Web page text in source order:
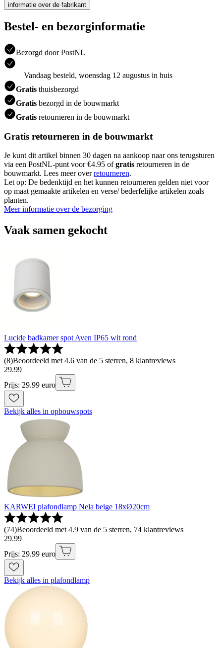
informatie over de fabrikant
Bestel- en bezorginformatie
Bezorgd door PostNL
Vandaag besteld, woensdag 12 augustus in huis
Gratis thuisbezorgd
Gratis bezorgd in de bouwmarkt
Gratis retourneren in de bouwmarkt
Gratis retourneren in de bouwmarkt
Je kunt dit artikel binnen 30 dagen na aankoop naar ons terugsturen
via een PostNL-punt voor €4.95 ofgratis retourneren in de
bouwmarkt. Lees meer overretourneren.
Let op: De bedenktijd en het kunnen retourneren gelden niet voor
op maat gemaakte artikelen en verse/ bederfelijke artikelen zoals
planten.
Meer informatie over de bezorging
Vaak samen gekocht
Lucide badkamer spot Aven IP65 wit rond
(8)Beoordeeld met 4.6 van de 5 sterren, 8 klantreviews
29.99
Prijs: 29.99 euro
Bekijk alles in opbouwspots
KARWEI plafondlamp Nela beige 18xØ20cm
(74)Beoordeeld met 4.9 van de 5 sterren, 74 klantreviews
29.99
Prijs: 29.99 euro
Bekijk alles in plafondlamp